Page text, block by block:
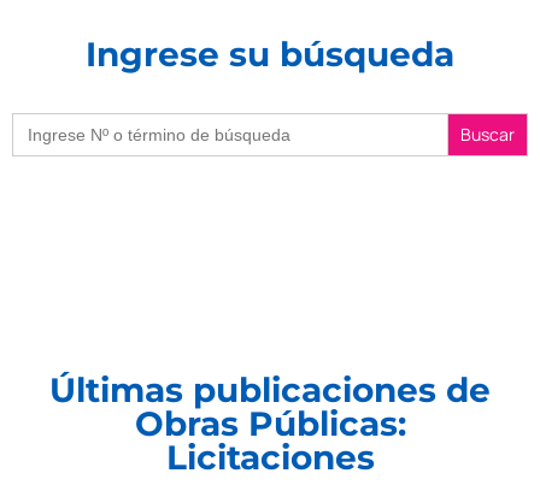
Ingrese su búsqueda
Buscar:
Últimas publicaciones de
Obras Públicas:
Licitaciones